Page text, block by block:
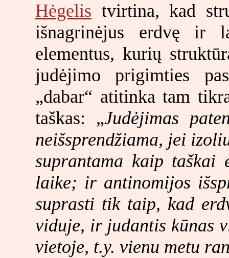
Hėgelis tvirtina, kad
išnagrinėjus erdvę ir
elementus, kurių
judėjimo prigimties
„dabar“ atitinka tam
taškas: „Judėjimas
neišsprendžiama, jei
suprantama kaip
laike; ir antinomijos
suprasti tik taip, kad
viduje, ir judantis kūnas
vietoje, t.y. vienu metu